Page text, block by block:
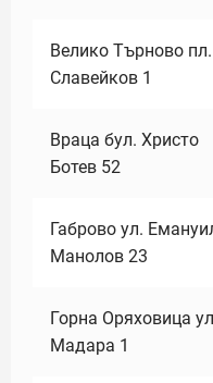
Велико Търново пл.
Славейков 1
Враца бул. Христо
Ботев 52
Габрово ул.
Манолов 23
Горна Оряховица
Мадара 1